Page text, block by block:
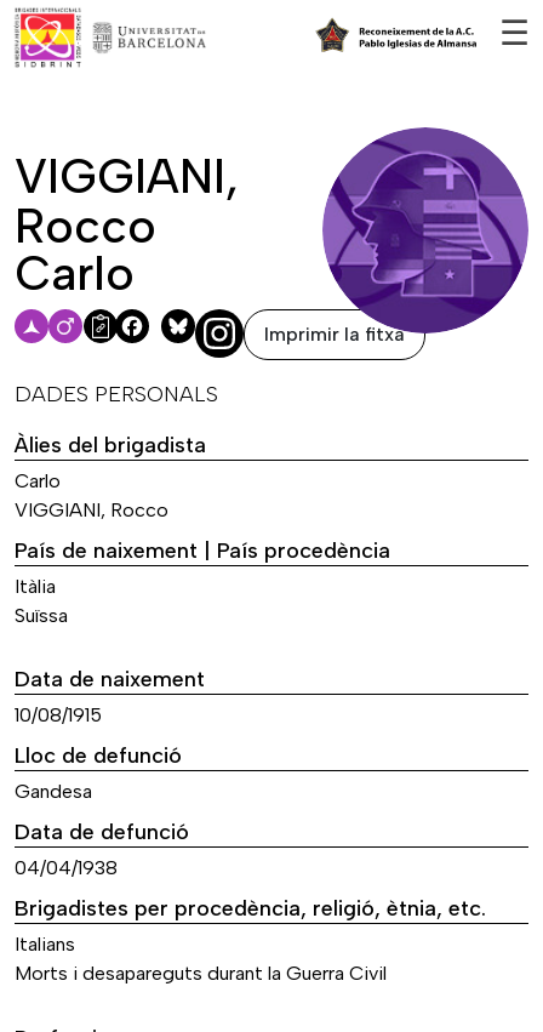
☰
VIGGIANI,
Rocco
Carlo
Facebook
Bluesky Imprimir la fitxa
DADES PERSONALS
Àlies del brigadista
Carlo
VIGGIANI, Rocco
País de naixement | País procedència
Itàlia
Suïssa
Data de naixement
10/08/1915
Lloc de defunció
Gandesa
Data de defunció
04/04/1938
Brigadistes per procedència, religió, ètnia, etc.
Italians
Morts i desapareguts durant la Guerra Civil